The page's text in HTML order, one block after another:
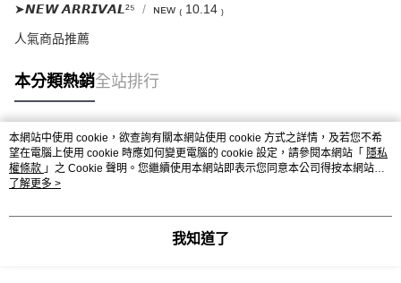
➤𝙉𝙀𝙒 𝘼𝙍𝙍𝙄𝙑𝘼𝙇²⁵ ɴᴇᴡ ₍ 10.14 ₎
人氣商品推薦
本分類熱銷全站排行
熱門標籤
本網站中使用 cookie，欲查詢有關本網站使用 cookie 方式之詳情，及若您不希
望在電腦上使用 cookie 時應如何變更電腦的 cookie 設定，請參閱本網站「 隱私
權條款 」之 Cookie 聲明。您繼續使用本網站即表示您同意本公司得按本網站使
用條款之 Cookie 聲明使用 cookie。
了解更多 >
我知道了